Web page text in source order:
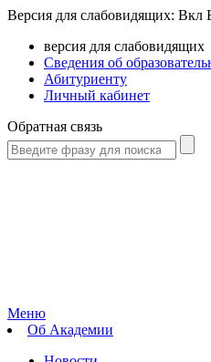
Версия для слабовидящих: Вкл
версия для слабовидящих
Сведения об
Абитуриенту
Личный кабинет
Обратная связь
Меню
Об Академии